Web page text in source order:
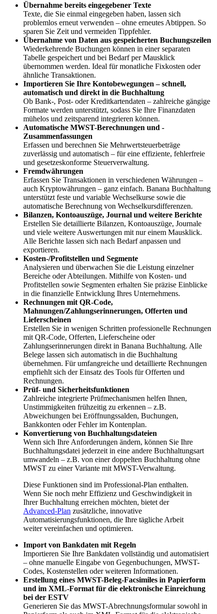
Übernahme bereits eingegebener Texte
Texte, die Sie einmal eingegeben haben, lassen sich
problemlos erneut verwenden – ohne erneutes Abtippen. So
sparen Sie Zeit und vermeiden Tippfehler.
Übernahme von Daten aus gespeicherten Buchungszeilen
Wiederkehrende Buchungen können in einer separaten
Tabelle gespeichert und bei Bedarf per Mausklick
übernommen werden. Ideal für monatliche Fixkosten oder
ähnliche Transaktionen.
Importieren Sie Ihre Kontobewegungen – schnell,
automatisch und direkt in die Buchhaltung
Ob Bank-, Post- oder Kreditkartendaten – zahlreiche gängige
Formate werden unterstützt, sodass Sie Ihre Finanzdaten
mühelos und zeitsparend integrieren können.
Automatische MWST-Berechnungen und -
Zusammenfassungen
Erfassen und berechnen Sie Mehrwertsteuerbeträge
zuverlässig und automatisch – für eine effiziente, fehlerfreie
und gesetzeskonforme Steuerverwaltung.
Fremdwährungen
Erfassen Sie Transaktionen in verschiedenen Währungen –
auch Kryptowährungen – ganz einfach. Banana Buchhaltung
unterstützt feste und variable Wechselkurse sowie die
automatische Berechnung von Wechselkursdifferenzen.
Bilanzen, Kontoauszüge, Journal und weitere Berichte
Erstellen Sie detaillierte Bilanzen, Kontoauszüge, Journale
und viele weitere Auswertungen mit nur einem Mausklick.
Alle Berichte lassen sich nach Bedarf anpassen und
exportieren.
Kosten-/Profitstellen und Segmente
Analysieren und überwachen Sie die Leistung einzelner
Bereiche oder Abteilungen. Mithilfe von Kosten- und
Profitstellen sowie Segmenten erhalten Sie präzise Einblicke
in die finanzielle Entwicklung Ihres Unternehmens.
Rechnungen mit QR-Code,
Mahnungen/Zahlungserinnerungen, Offerten und
Lieferscheinen
Erstellen Sie in wenigen Schritten professionelle Rechnungen
mit QR-Code, Offerten, Lieferscheine oder
Zahlungserinnerungen direkt in Banana Buchhaltung. Alle
Belege lassen sich automatisch in die Buchhaltung
übernehmen. Für umfangreiche und detaillierte Rechnungen
empfiehlt sich der Einsatz des Tools für Offerten und
Rechnungen.
Prüf- und Sicherheitsfunktionen
Zahlreiche integrierte Prüfmechanismen helfen Ihnen,
Unstimmigkeiten frühzeitig zu erkennen – z.B.
Abweichungen bei Eröffnungssalden, Buchungen,
Bankkonten oder Fehler im Kontenplan.
Konvertierung von Buchhaltungsdateien
Wenn sich Ihre Anforderungen ändern, können Sie Ihre
Buchhaltungsdatei jederzeit in eine andere Buchhaltungsart
umwandeln – z.B. von einer doppelten Buchhaltung ohne
MWST zu einer Variante mit MWST-Verwaltung.
Diese Funktionen sind im Professional-Plan enthalten.
Wenn Sie noch mehr Effizienz und Geschwindigkeit in
Ihrer Buchhaltung erreichen möchten, bietet der
Advanced-Plan zusätzliche, innovative
Automatisierungsfunktionen, die Ihre tägliche Arbeit
weiter vereinfachen und optimieren.
Import von Bankdaten mit Regeln
Importieren Sie Ihre Bankdaten vollständig und automatisiert
– ohne manuelle Eingabe von Gegenbuchungen, MWST-
Codes, Kostenstellen oder weiteren Informationen.
Erstellung eines MWST-Beleg-Facsimiles in Papierform
und im XML-Format für die elektronische Einreichung
bei der ESTV
Generieren Sie das MWST-Abrechnungsformular sowohl in